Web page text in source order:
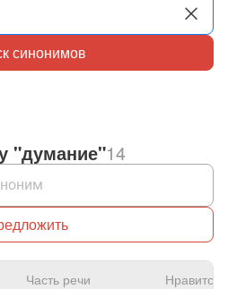
синонимов
"думание"14
Часть речи Нравится